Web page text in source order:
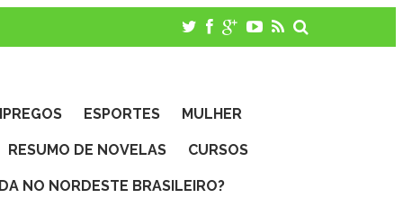
ESPORTES MULHER
RESUMO DE NOVELAS CURSOS
NO NORDESTE BRASILEIRO?